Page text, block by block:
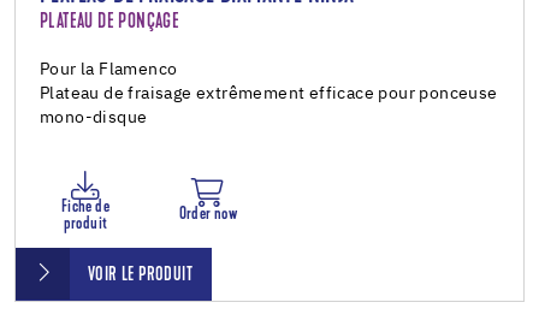
PLATEAU DE PONÇAGE
Pour la Flamenco
Plateau de fraisage extrêmement efficace pour ponceuse
mono-disque
Fiche de
produit
Order now
VOIR LE PRODUIT